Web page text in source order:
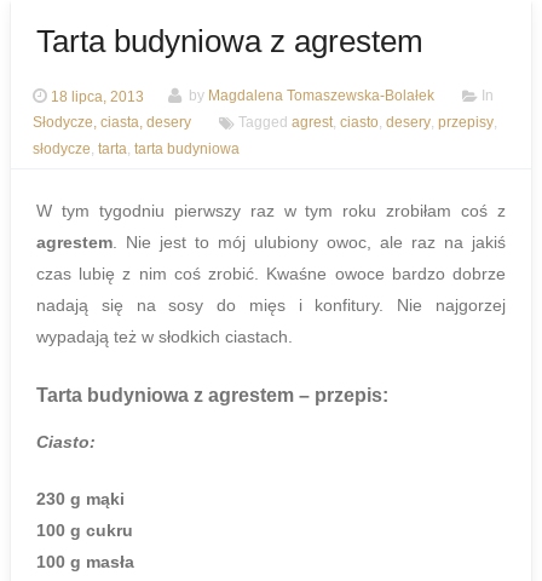
Tarta budyniowa z agrestem
18 lipca, 2013 by Magdalena Tomaszewska-Bolałek
In
Słodycze, ciasta, desery
Tagged agrest, ciasto, desery, przepisy,
słodycze, tarta, tarta budyniowa
W tym tygodniu pierwszy raz w tym roku zrobiłam coś z
agrestem. Nie jest to mój ulubiony owoc, ale raz na jakiś
czas lubię z nim coś zrobić. Kwaśne owoce bardzo dobrze
nadają się na sosy do mięs i konfitury. Nie najgorzej
wypadają też w słodkich ciastach.
Tarta budyniowa z agrestem – przepis:
Ciasto:
230 g mąki
100 g cukru
100 g masła